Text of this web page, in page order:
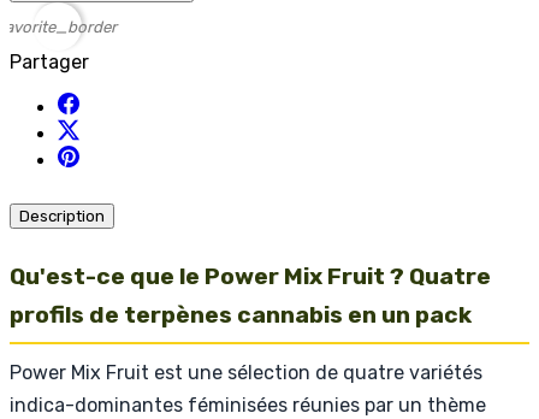
favorite_border
Partager
Description
Qu'est-ce que le Power Mix Fruit ? Quatre
profils de terpènes cannabis en un pack
Power Mix Fruit est une sélection de quatre variétés
indica-dominantes féminisées réunies par un thème